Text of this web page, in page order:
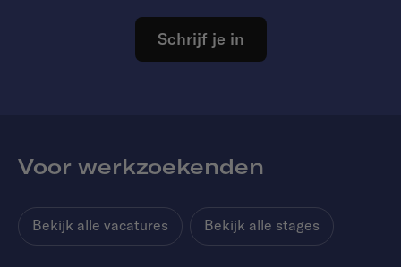
Schrijf je in
Voor werkzoekenden
Bekijk alle vacatures Bekijk alle stages